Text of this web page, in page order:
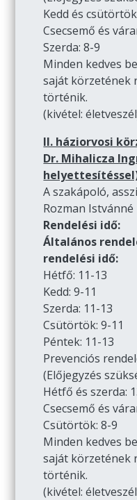
Kedd és
Csecsemő és
Szerda: 8-9
Minden kedves
saját körzetének
történik.
(kivétel:
II. háziorvosi
Dr. Mihalicza
A szakápoló,
Rozman Istvánné
Rendelési idő:
Általános
rendelési idő:
Hétfő: 11-13
Kedd: 9-11
Szerda: 11-13
Csütörtök: 9-11
Péntek: 11-13
Prevenciós
(Előjegyzés
Hétfő és szerda:
Csecsemő és
Csütörtök: 8-9
Minden kedves
saját körzetének
történik.
(kivétel: